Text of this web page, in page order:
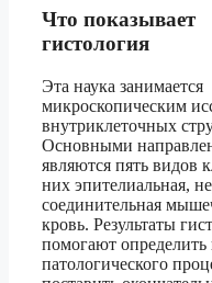
Что показывает
гистология
Эта наука занимается
микроскопическим
внутриклеточных
Основными
являются пять видов
них эпителиальная,
соединительная
кровь. Результаты
помогают определить
патологического